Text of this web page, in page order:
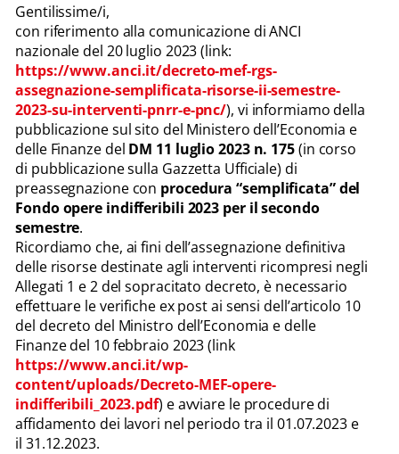
Gentilissime/i,
con riferimento alla comunicazione di ANCI
nazionale del 20 luglio 2023 (link:
https://www.anci.it/decreto-mef-rgs-
assegnazione-semplificata-risorse-ii-semestre-
2023-su-interventi-pnrr-e-pnc/), vi informiamo della
pubblicazione sul sito del Ministero dell’Economia e
delle Finanze del DM 11 luglio 2023 n. 175(in corso
di pubblicazione sulla Gazzetta Ufficiale) di
preassegnazione con procedura “semplificata” del
Fondo opere indifferibili 2023 per il secondo
semestre.
Ricordiamo che, ai fini dell’assegnazione definitiva
delle risorse destinate agli interventi ricompresi negli
Allegati 1 e 2 del sopracitato decreto, è necessario
effettuare le verifiche ex post ai sensi dell’articolo 10
del decreto del Ministro dell’Economia e delle
Finanze del 10 febbraio 2023 (link
https://www.anci.it/wp-
content/uploads/Decreto-MEF-opere-
indifferibili_2023.pdf) e avviare le procedure di
affidamento dei lavori nel periodo tra il 01.07.2023 e
il 31.12.2023.